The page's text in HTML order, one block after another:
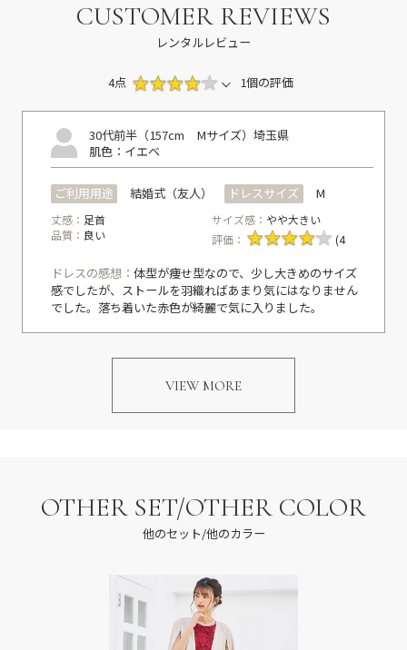
CUSTOMER REVIEWS
レンタルレビュー
4点 1個の評価
30代前半（157cm Mサイズ） 埼玉県
肌色：イエベ
ご利用用途 結婚式（友人） ドレスサイズ M
丈感： 足首 サイズ感： やや大きい
品質： 良い 評価： (4
ドレスの感想： 体型が痩せ型なので、少し大きめのサイズ
感でしたが、ストールを羽織ればあまり気にはなりません
でした。落ち着いた赤色が綺麗で気に入りました。
VIEW MORE
OTHER SET/OTHER COLOR
他のセット/他のカラー